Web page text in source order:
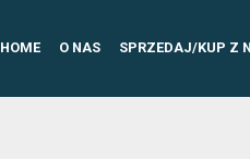
HOME O NAS SPRZEDAJ/KUP Z